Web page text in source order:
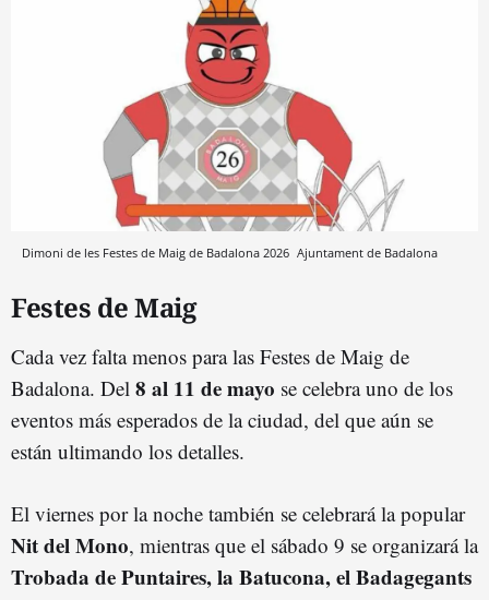
Dimoni de les Festes de Maig de Badalona 2026 Ajuntament de Badalona
Festes de Maig
Cada vez falta menos para las Festes de Maig de
Badalona. Del 8 al 11 de mayo se celebra uno de los
eventos más esperados de la ciudad, del que aún se
están ultimando los detalles.
El viernes por la noche también se celebrará la popular
Nit del Mono, mientras que el sábado 9 se organizará la
Trobada de Puntaires, la Batucona, el Badagegants